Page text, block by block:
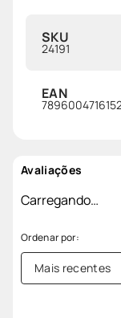
SKU
24191
EAN
Avaliações
Carregando…
Mais recentes